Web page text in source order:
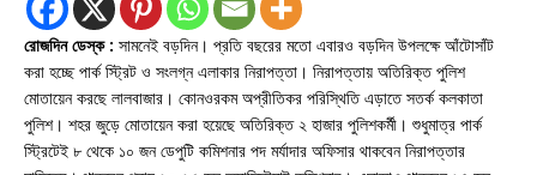
রোজদিন ডেস্ক : সামনেই বড়দিন। প্রতি বছরের মতো এবারও বড়দিন উপলক্ষে আঁটোসাঁট
করা হচ্ছে পার্ক স্ট্রিট ও সংলগ্ন এলাকার নিরাপত্তা। নিরাপত্তায় অতিরিক্ত পুলিশ
মোতায়েন করছে লালবাজার। কোনওরকম অপ্রীতিকর পরিস্থিতি এড়াতে সতর্ক কলকাতা
পুলিশ। শহর জুড়ে মোতায়েন করা হয়েছে অতিরিক্ত ২ হাজার পুলিশকর্মী। শুধুমাত্র পার্ক
স্ট্রিটেই ৮ থেকে ১০ জন ডেপুটি কমিশনার পদ মর্যাদার অফিসার থাকবেন নিরাপত্তার